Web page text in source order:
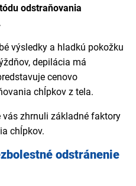
odstraňovania
výsledky a hladkú pokožku
depilácia má
cenovo
chĺpkov z tela.
vás zhrnuli základné faktory
chĺpkov.
odstránenie